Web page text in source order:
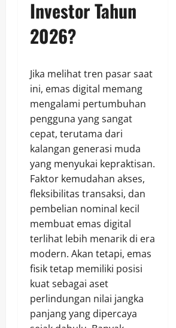
Investor Tahun
2026?
Jika melihat tren pasar saat
ini, emas digital memang
mengalami pertumbuhan
pengguna yang sangat
cepat, terutama dari
kalangan generasi muda
yang menyukai kepraktisan.
Faktor kemudahan akses,
fleksibilitas transaksi, dan
pembelian nominal kecil
membuat emas digital
terlihat lebih menarik di era
modern. Akan tetapi, emas
fisik tetap memiliki posisi
kuat sebagai aset
perlindungan nilai jangka
panjang yang dipercaya